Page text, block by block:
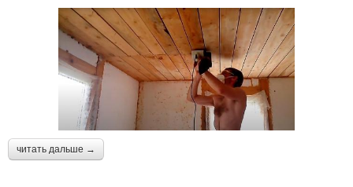
читать дальше →